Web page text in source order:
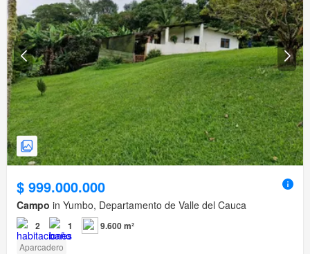
$ 999.000.000
Campo in Yumbo, Departamento de Valle del Cauca
2 1 9.600 m²
Aparcadero